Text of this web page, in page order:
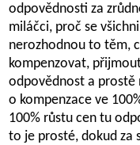
odpovědnosti za
miláčci, proč se
nerozhodnou to těm,
kompenzovat,
odpovědnost a prostě
o kompenzace ve
100% růstu cen tu
to je prosté, dokud za